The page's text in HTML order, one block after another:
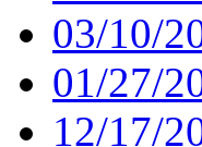
03/10/
01/27/
12/17/